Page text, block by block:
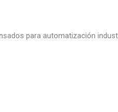
para automatización